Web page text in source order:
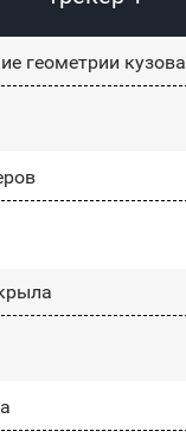
геометрии кузова